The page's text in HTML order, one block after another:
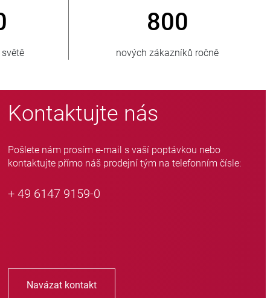
> 3 500 000
prodaných jednotek
Kontaktujte nás
Pošlete nám prosím e-mail s vaší poptávkou nebo
kontaktujte přímo náš prodejní tým na telefonním čísle:
+ 49 6147 9159-0
Navázat kontakt